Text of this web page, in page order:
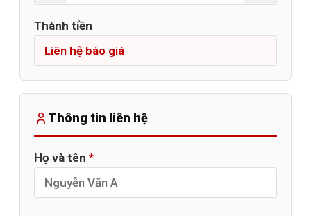
Thành tiền
Thông tin liên hệ
Họ và tên *